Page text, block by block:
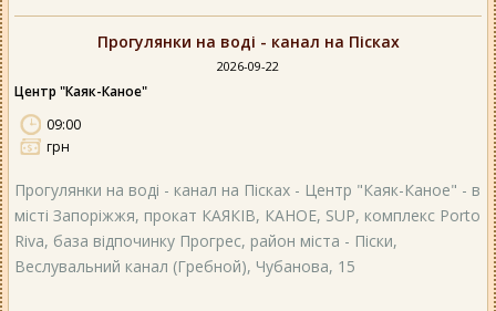
Прогулянки на воді - канал на Пісках
2026-09-22
Центр "Каяк-Каное"
09:00
грн
Прогулянки на воді - канал на Пісках - Центр "Каяк-Каное" - в
місті Запоріжжя, прокат КАЯКІВ, КАНОЕ, SUP, комплекс Porto
Riva, база відпочинку Прогрес, район міста - Піски,
Веслувальний канал (Гребной), Чубанова, 15